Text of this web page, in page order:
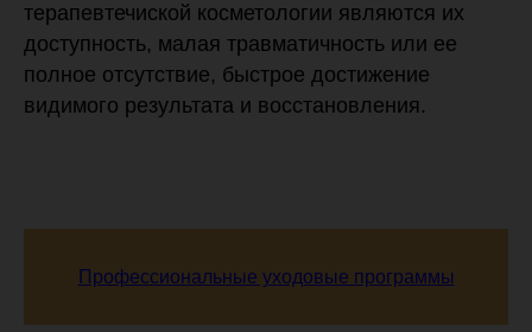
терапевтечиской косметологии являются их
доступность, малая травматичность или ее
полное отсутствие, быстрое достижение
видимого результата и восстановления.
Профессиональные уходовые программы